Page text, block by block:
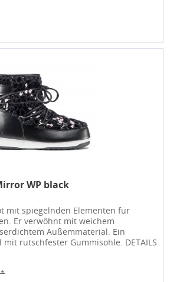
WP black
mit spiegelnden Elementen für
Er verwöhnt mit weichem
Außemmaterial. Ein
rutschfester Gummisohle. DETAILS
*